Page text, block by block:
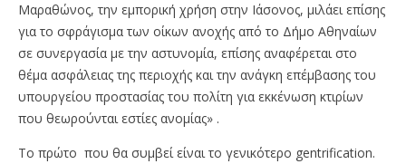
Μαραθώνος, την εμπορική χρήση στην Ιάσονος, μιλάει επίσης
για το σφράγισμα των οίκων ανοχής από το Δήμο Αθηναίων
σε συνεργασία με την αστυνομία, επίσης αναφέρεται στο
θέμα ασφάλειας της περιοχής και την ανάγκη επέμβασης του
υπουργείου προστασίας του πολίτη για εκκένωση κτιρίων
που θεωρούνται εστίες ανομίας» .
Το πρώτο που θα συμβεί είναι το γενικότερο gentrification.